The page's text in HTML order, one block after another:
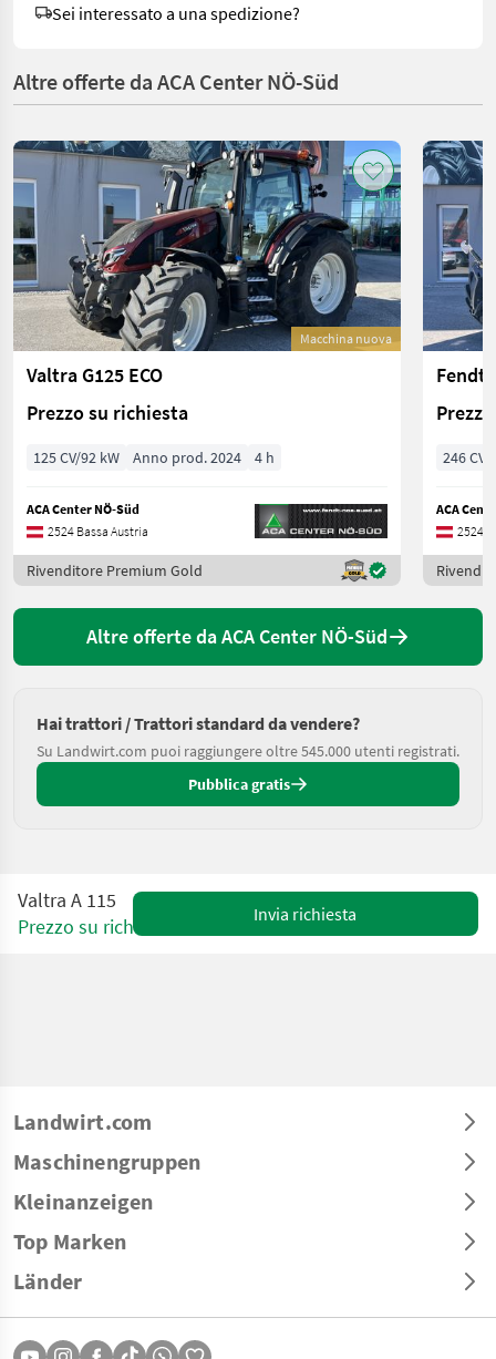
Sei interessato a una spedizione?
Altre offerte da ACA Center NÖ-Süd
Macchina nuova
Valtra G125 ECO
Prezzo su richiesta
125 CV/92 kW Anno prod. 2024 4 h
ACA Center NÖ-Süd
2524 Bassa Austria
Rivenditore Premium Gold
Fendt
246 CV/
ACA
2524
Altre offerte da ACA Center NÖ-Süd
Hai trattori / Trattori standard da vendere?
Su Landwirt.com puoi raggiungere oltre 545.000 utenti registrati.
Pubblica gratis
Valtra A 115
Prezzo su richiesta
Invia richiesta
Landwirt.com
Maschinengruppen
Kleinanzeigen
Top Marken
Länder